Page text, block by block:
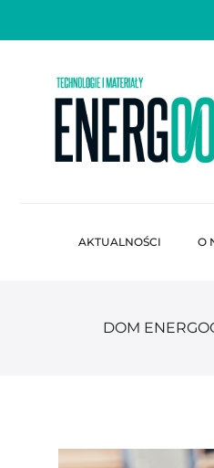
AKTUALNOŚCI O
DOM